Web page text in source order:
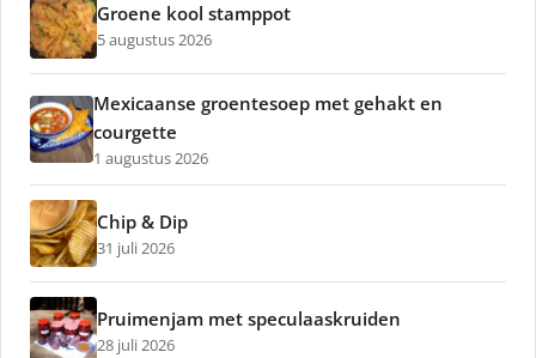
Groene kool stamppot
5 augustus 2026
Mexicaanse groentesoep met gehakt en
courgette
1 augustus 2026
Chip & Dip
31 juli 2026
Pruimenjam met speculaaskruiden
28 juli 2026